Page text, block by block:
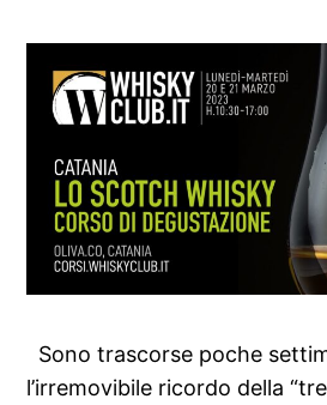
Sono trascorse poche
l’irremovibile ricordo della